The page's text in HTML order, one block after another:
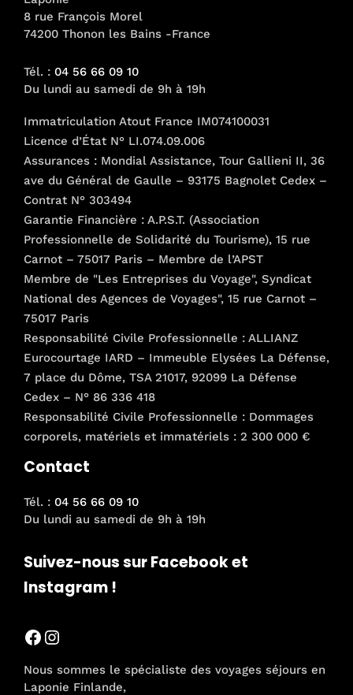
sur
la
du
produit
8 rue François Morel
74200 Thonon les Bains -France
Tél. : 04 56 66 09 10
Du lundi au samedi de 9h à 19h
Immatriculation Atout France IM074100031
Licence d’État N° LI.074.09.006
Assurances : Mondial Assistance, Tour Gallieni II, 36
ave du Général de Gaulle – 93175 Bagnolet Cedex –
Contrat N° 303494
Garantie Financière : A.P.S.T. (Association
Professionnelle de Solidarité du Tourisme), 15 rue
Carnot – 75017 Paris – Membre de l’APST
Membre de "Les Entreprises du Voyage", Syndicat
National des Agences de Voyages", 15 rue Carnot –
75017 Paris
Responsabilité Civile Professionnelle : ALLIANZ
Eurocourtage IARD – Immeuble Elysées La Défense,
7 place du Dôme, TSA 21017, 92099 La Défense
Cedex – N° 86 336 418
Responsabilité Civile Professionnelle : Dommages
corporels, matériels et immatériels : 2 300 000 €
Contact
Tél. : 04 56 66 09 10
Du lundi au samedi de 9h à 19h
Suivez-nous sur Facebook et
Instagram !
Facebook
Instagram
Nous sommes le spécialiste des voyages séjours en
Laponie Finlande,